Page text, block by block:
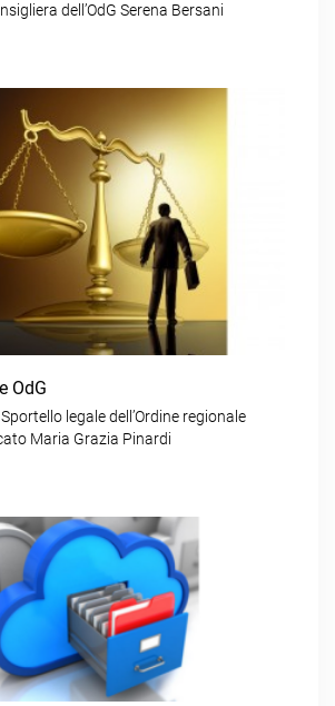
dell’OdG Serena Bersani
OdG
legale dell’Ordine regionale
Maria Grazia Pinardi